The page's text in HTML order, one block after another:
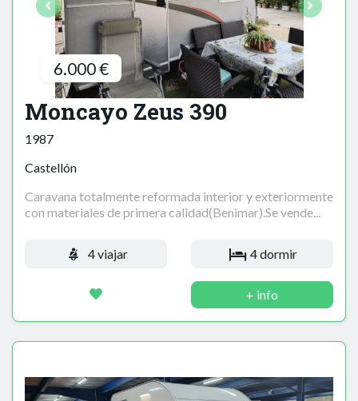
6.000 €
Moncayo Zeus 390
1987
Castellón
Caravana totalmente reformada interior y exteriormente
con materiales de primera calidad(Benimar).Se vende...
4 viajar 4 dormir
+ info